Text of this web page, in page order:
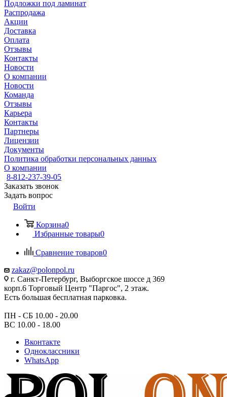
Подложки под ламинат
Распродажа
Акции
Доставка
Оплата
Отзывы
Контакты
Новости
О компании
Новости
Команда
Отзывы
Карьера
Контакты
Партнеры
Лицензии
Документы
Политика обработки персональных данных
О компании
8-812-237-39-05
Заказать звонок
Задать вопрос
Войти
Корзина0
Избранные товары0
Сравнение товаров0
zakaz@polonpol.ru
г. Санкт-Петербург, Выборгское шоссе д 369
корп.6 Торговый Центр "Паргос", 2 этаж.
Есть большая бесплатная парковка.
ПН - СБ 10.00 - 20.00
ВС 10.00 - 18.00
Вконтакте
Одноклассники
WhatsApp